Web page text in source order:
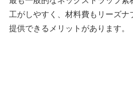
工がしやすく、材料費もリーズナ
提供できるメリットがあります。